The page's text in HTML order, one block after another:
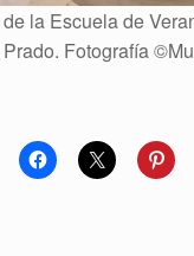
la Escuela de
Fotografía